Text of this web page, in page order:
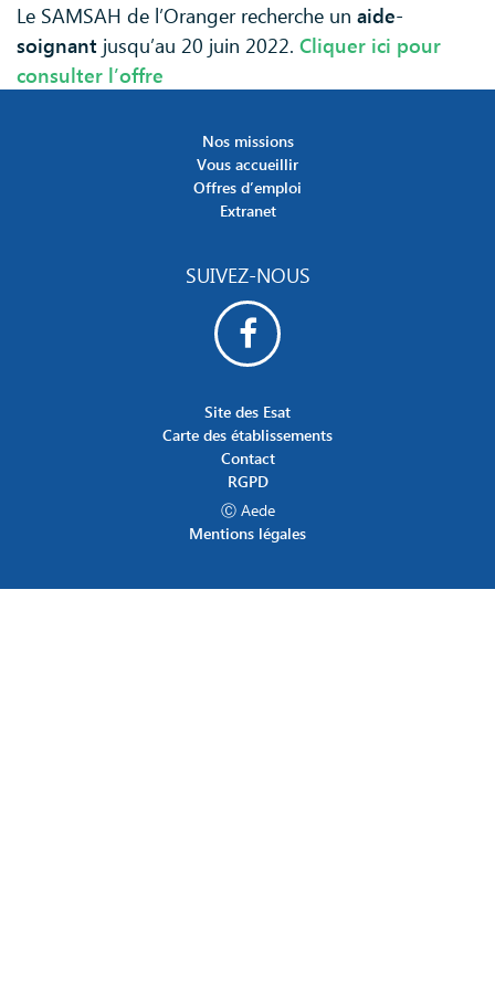
Le SAMSAH de l’Oranger recherche un aide-
soignant jusqu’au 20 juin 2022. Cliquer ici pour
consulter l’offre
Nos missions
Vous accueillir
Offres d’emploi
Extranet
SUIVEZ-NOUS
Site des Esat
Carte des établissements
Contact
RGPD
Ⓒ Aede
Mentions légales